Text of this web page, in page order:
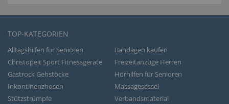
TOP-KATEGORIEN
Alltagshilfen für Senioren
Bandagen kaufen
Christopeit Sport Fitnessgeräte
Freizeitanzüge Herren
Gastrock Gehstöcke
Hörhilfen für Senioren
Inkontinenzhosen
Massagesessel
Stützstrümpfe
Verbandsmaterial